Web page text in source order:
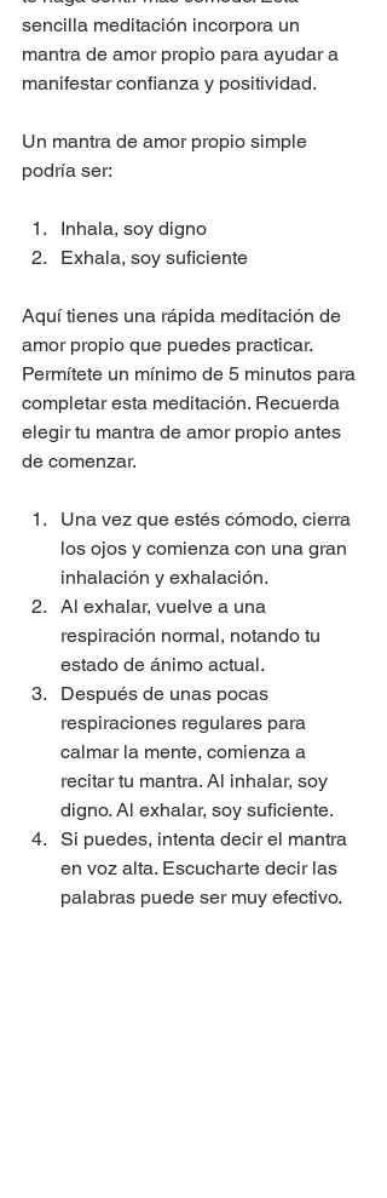
sencilla meditación incorpora un
mantra de amor propio para ayudar a
manifestar confianza y positividad.
Un mantra de amor propio simple
podría ser:
Inhala, soy digno
Exhala, soy suficiente
Aquí tienes una rápida meditación de
amor propio que puedes practicar.
Permítete un mínimo de 5 minutos para
completar esta meditación. Recuerda
elegir tu mantra de amor propio antes
de comenzar.
Una vez que estés cómodo, cierra
los ojos y comienza con una gran
inhalación y exhalación.
Al exhalar, vuelve a una
respiración normal, notando tu
estado de ánimo actual.
Después de unas pocas
respiraciones regulares para
calmar la mente, comienza a
recitar tu mantra. Al inhalar, soy
digno. Al exhalar, soy suficiente.
Si puedes, intenta decir el mantra
en voz alta. Escucharte decir las
palabras puede ser muy efectivo.